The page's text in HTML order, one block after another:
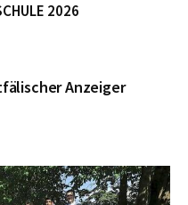
2026
Anzeiger